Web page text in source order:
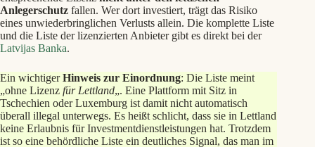
Anlegerschutz fallen. Wer dort investiert, trägt das Risiko
eines unwiederbringlichen Verlusts allein. Die komplette Liste
und die Liste der lizenzierten Anbieter gibt es direkt bei der
Latvijas Banka.
Ein wichtigerHinweis zur Einordnung: Die Liste meint
„ohne Lizenz für Lettland„. Eine Plattform mit Sitz in
Tschechien oder Luxemburg ist damit nicht automatisch
überall illegal unterwegs. Es heißt schlicht, dass sie in Lettland
keine Erlaubnis für Investmentdienstleistungen hat. Trotzdem
ist so eine behördliche Liste ein deutliches Signal, das man im